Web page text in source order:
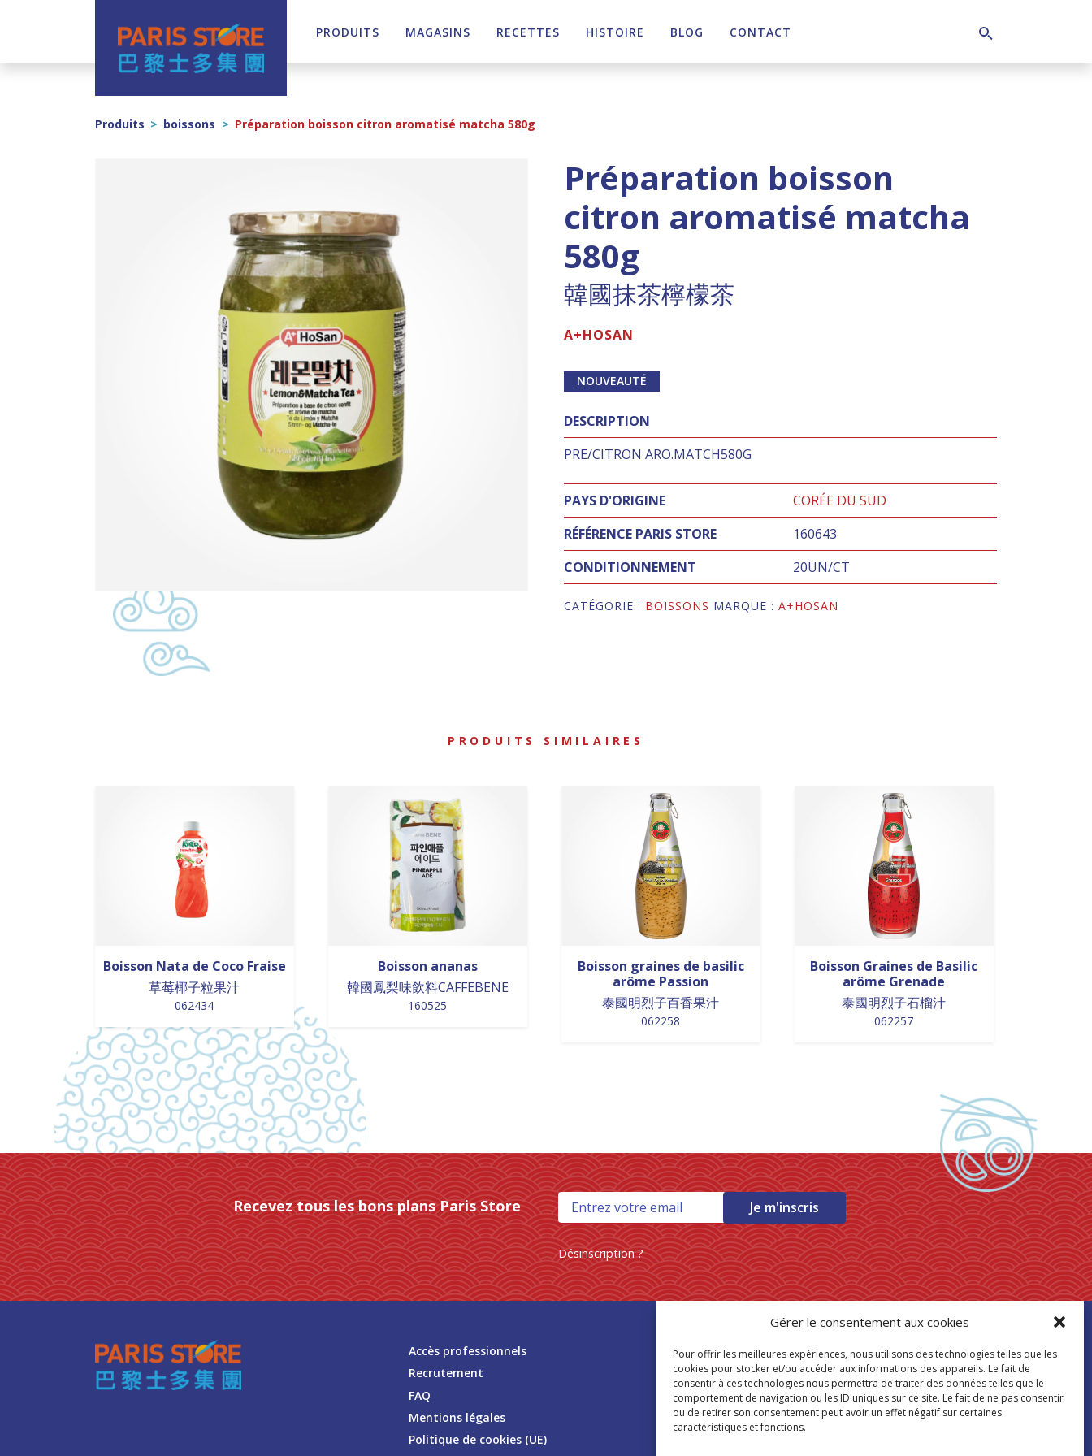
Gérer le consentement aux cookies
Pour offrir les meilleures expériences, nous utilisons des technologies telles que les
cookies pour stocker et/ou accéder aux informations des appareils. Le fait de
consentir à ces technologies nous permettra de traiter des données telles que le
comportement de navigation ou les ID uniques sur ce site. Le fait de ne pas consentir
ou de retirer son consentement peut avoir un effet négatif sur certaines
caractéristiques et fonctions.
Navigation principale PRODUITS MAGASINS RECETTES HISTOIRE BLOG CONTACT
Produits > boissons > Préparation boisson citron aromatisé matcha 580g
Préparation boisson
citron aromatisé matcha
580g
韓國抹茶檸檬茶
A+HOSAN
NOUVEAUTÉ
DESCRIPTION
PRE/CITRON ARO.MATCH580G
PAYS D'ORIGINE
CORÉE DU SUD
RÉFÉRENCE PARIS STORE
160643
CONDITIONNEMENT
20UN/CT
CATÉGORIE : BOISSONS MARQUE :A+HOSAN
PRODUITS SIMILAIRES
Boisson Nata de Coco Fraise
草莓椰子粒果汁
062434
Boisson ananas
韓國鳳梨味飲料CAFFEBENE
160525
Boisson graines de basilic
arôme Passion
泰國明烈子百香果汁
062258
Boisson Graines de Basilic
arôme Grenade
泰國明烈子石榴汁
062257
Recevez tous les bons plans Paris Store Je m'inscris
Désinscription ?
Accès professionnels
Recrutement
FAQ
Mentions légales
Politique de cookies (UE)
Trouver mon
magasin Paris Store
Où nous trouver